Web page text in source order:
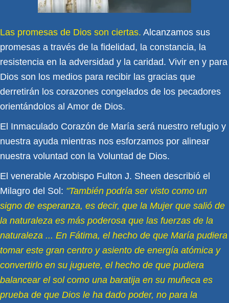
Las promesas de Dios son ciertas. Alcanzamos sus
promesas a través de la fidelidad, la constancia, la
resistencia en la adversidad y la caridad. Vivir en y para
Dios son los medios para recibir las gracias que
derretirán los corazones congelados de los pecadores
orientándolos al Amor de Dios.
El Inmaculado Corazón de María será nuestro refugio y
nuestra ayuda mientras nos esforzamos por alinear
nuestra voluntad con la Voluntad de Dios.
El venerable Arzobispo Fulton J. Sheen describió el
Milagro del Sol: "También podría ser visto como un
signo de esperanza, es decir, que la Mujer que salió de
la naturaleza es más poderosa que las fuerzas de la
naturaleza ... En Fátima, el hecho de que María pudiera
tomar este gran centro y asiento de energía atómica y
convertirlo en su juguete, el hecho de que pudiera
balancear el sol como una baratija en su muñeca es
prueba de que Dios le ha dado poder, no para la